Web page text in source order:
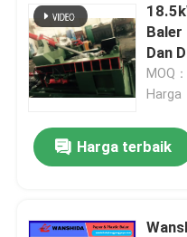
Baler
Dan
MOQ
Harga
Harga terbaik